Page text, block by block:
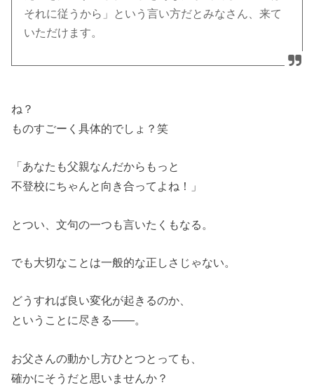
それに従うから」という言い方だとみなさん、来て
いただけます。
ね？
ものすごーく具体的でしょ？笑
「あなたも父親なんだからもっと
不登校にちゃんと向き合ってよね！」
とつい、文句の一つも言いたくもなる。
でも大切なことは一般的な正しさじゃない。
どうすれば良い変化が起きるのか、
ということに尽きる――。
お父さんの動かし方ひとつとっても、
確かにそうだと思いませんか？